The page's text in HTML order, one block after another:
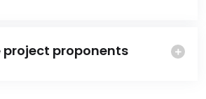
project proponents